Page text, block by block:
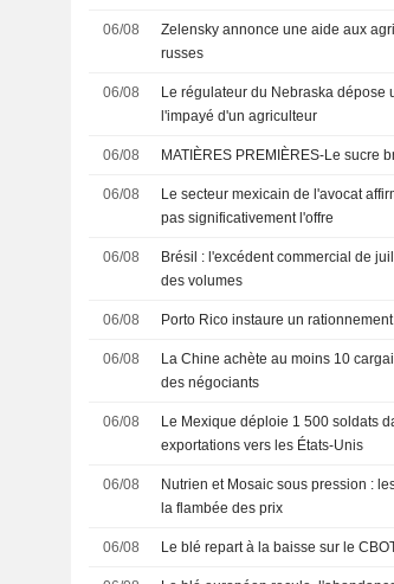
06/08
Zelensky annonce une aide aux
russes
06/08
Le régulateur du Nebraska dépose
l'impayé d'un agriculteur
06/08 MATIÈRES PREMIÈRES-Le sucre
06/08
Le secteur mexicain de l'avocat
pas significativement l'offre
06/08
Brésil : l'excédent commercial de
des volumes
06/08 Porto Rico instaure un
06/08
La Chine achète au moins 10
des négociants
06/08
Le Mexique déploie 1 500 soldats
exportations vers les États-Unis
06/08
Nutrien et Mosaic sous pression :
la flambée des prix
06/08 Le blé repart à la baisse sur le